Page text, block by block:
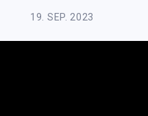
19. SEP. 2023